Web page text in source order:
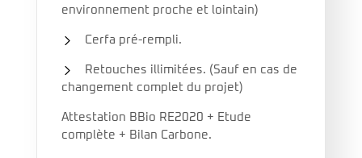
environnement proche et lointain)
Cerfa pré-rempli.
Retouches illimitées. (Sauf en cas de
changement complet du projet)
Attestation BBio RE2020 + Etude
complète + Bilan Carbone.